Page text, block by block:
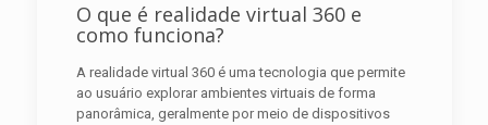
O que é realidade virtual 360 e
como funciona?
A realidade virtual 360 é uma tecnologia que permite
ao usuário explorar ambientes virtuais de forma
panorâmica, geralmente por meio de dispositivos